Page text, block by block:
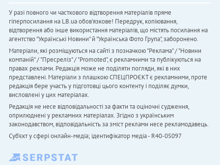
У разі повного чи часткового відтворення матеріалів пряме
гіперпосилання на LB.ua обов'язкове! Передрук, копіювання,
відтворення або інше використання матеріалів, що містять посилання на
агентство "Українськi Новини" й "Українська Фото Група", заборонено.
Матеріали, які розміщуються на сайті з позначкою "Реклама" / "Новини
компаній" / "Пресреліз" / "Promoted", є рекламними та публікуються на
правах реклами. Редакція може не поділяти погляди, які в них
представлені. Матеріали з плашкою СПЕЦПРОЄКТ є рекламними, проте
редакція бере участь у підготовці цього контенту і поділяє думки,
висловлені у цих матеріалах.
Редакція не несе відповідальності за факти та оціночні судження,
оприлюднені у рекламних матеріалах. Згідно з українським
законодавством, відповідальність за зміст реклами несе рекламодавець.
Cуб'єкт у сфері онлайн-медіа; ідентифікатор медіа - R40-05097